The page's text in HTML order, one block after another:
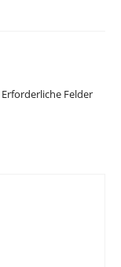
Erforderliche Felder